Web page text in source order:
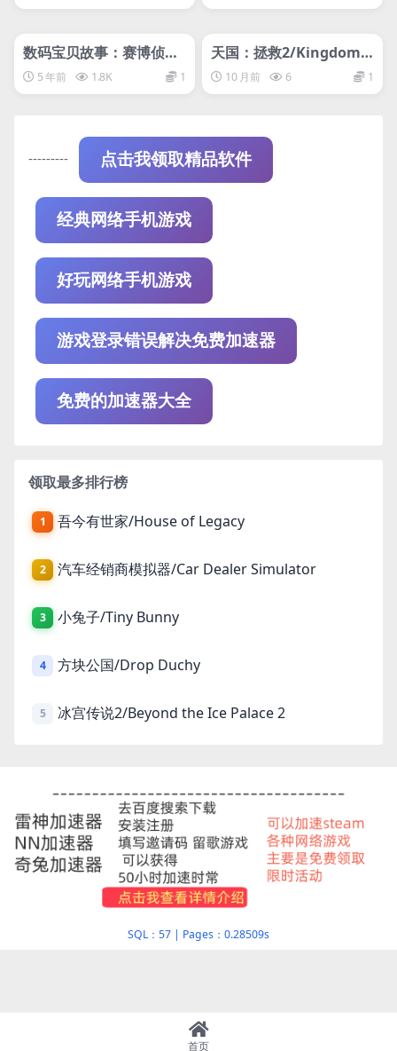
网盘下载游戏
数码宝贝故事：赛博侦探
黑客的记忆/Digimon St
ory: Cyber Sleuth Hack
5 年前 1.8K 1
网盘下载游戏
天国：拯救2/Kingdom C
ome: Deliverance II
10 月前 6 1
--------- 点击我领取精品软件
经典网络手机游戏
好玩网络手机游戏
游戏登录错误解决免费加速器
免费的加速器大全
领取最多排行榜
1 吾今有世家/House of Legacy
2 汽车经销商模拟器/Car Dealer Simulator
3 小兔子/Tiny Bunny
4 方块公国/Drop Duchy
5 冰宫传说2/Beyond the Ice Palace 2
SQL：57 | Pages：0.28509s
首页